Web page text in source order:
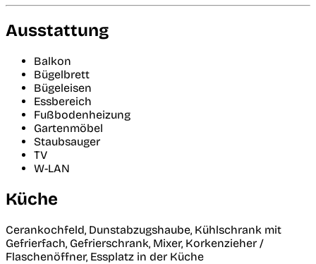
Ausstattung
Balkon
Bügelbrett
Bügeleisen
Essbereich
Fußbodenheizung
Gartenmöbel
Staubsauger
TV
W-LAN
Küche
Cerankochfeld, Dunstabzugshaube, Kühlschrank mit
Gefrierfach, Gefrierschrank, Mixer, Korkenzieher /
Flaschenöffner, Essplatz in der Küche